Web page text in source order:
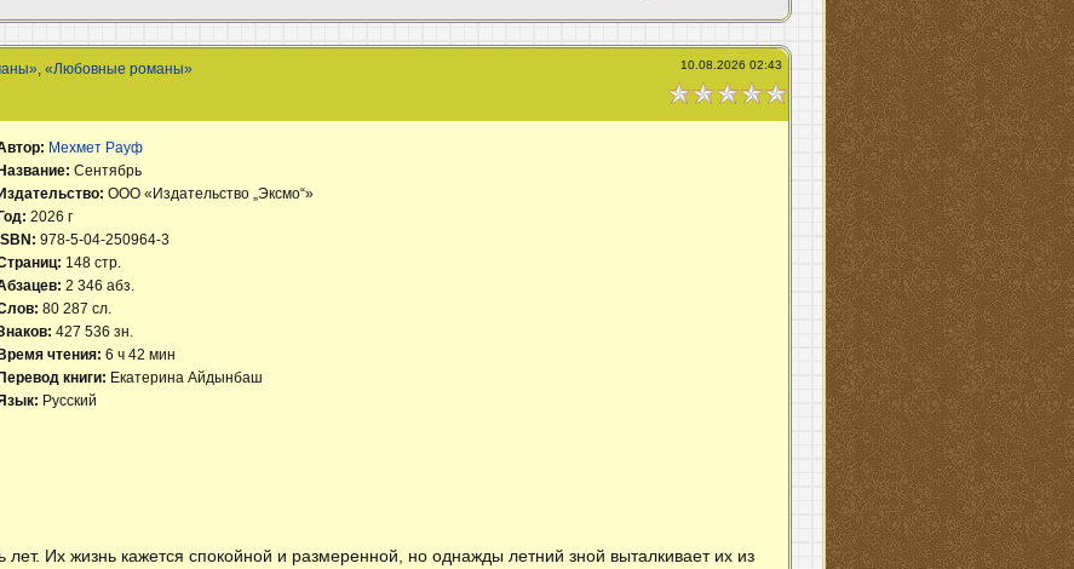
,«Любовные романы» 10.08.2026 02:43
Мехмет Рауф
Сентябрь
ООО «Издательство „Эксмо“»
2026 г
978-5-04-250964-3
148 стр.
2 346 абз.
80 287 сл.
427 536 зн.
чтения:6 ч 42 мин
книги: Екатерина Айдынбаш
Русский
Их жизнь кажется спокойной и размеренной, но однажды летний зной выталкивает их из